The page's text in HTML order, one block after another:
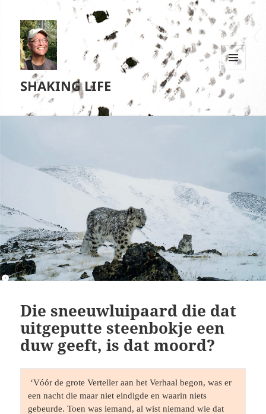
SHAKING LIFE
MENU
WIDGETS
Die sneeuwluipaard die dat
uitgeputte steenbokje een
duw geeft, is dat moord?
‘Vóór de grote Verteller aan het Verhaal begon, was er
een nacht die maar niet eindigde en waarin niets
gebeurde. Toen was iemand, al wist niemand wie dat